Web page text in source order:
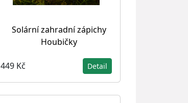
Solární zahradní zápichy
Houbičky
449 Kč Detail